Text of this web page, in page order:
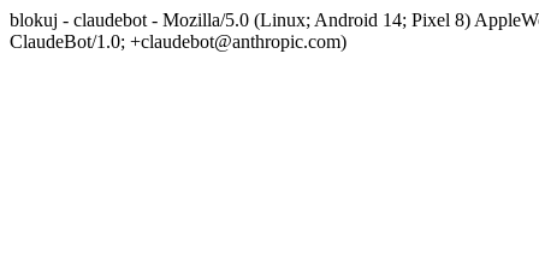
blokuj - claudebot - Mozilla/5.0 (Linux; Android 14; Pixel 8)
ClaudeBot/1.0; +claudebot@anthropic.com)